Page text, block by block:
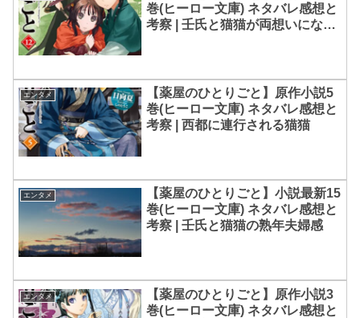
巻(ヒーロー文庫) ネタバレ感想と
考察 | 壬氏と猫猫が両想いになっ
エンタメ
【薬屋のひとりごと】原作小説5
巻(ヒーロー文庫) ネタバレ感想と
考察 | 西都に連行される猫猫
エンタメ
【薬屋のひとりごと】小説最新15
巻(ヒーロー文庫) ネタバレ感想と
考察 | 壬氏と猫猫の熟年夫婦感
エンタメ
【薬屋のひとりごと】原作小説3
巻(ヒーロー文庫) ネタバレ感想と